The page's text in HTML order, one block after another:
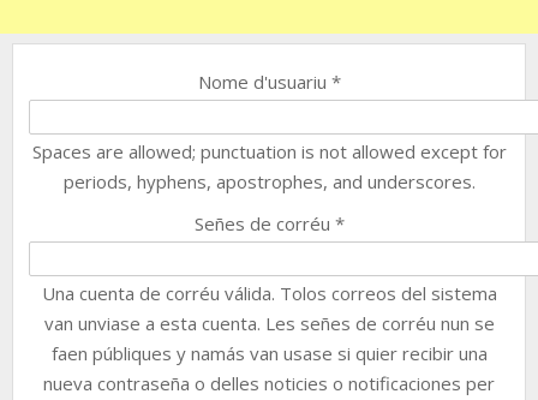
Nome d'usuariu *
Spaces are allowed; punctuation is not allowed except for
periods, hyphens, apostrophes, and underscores.
Señes de corréu *
Una cuenta de corréu válida. Tolos correos del sistema
van unviase a esta cuenta. Les señes de corréu nun se
faen públiques y namás van usase si quier recibir una
nueva contraseña o delles noticies o notificaciones per